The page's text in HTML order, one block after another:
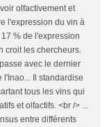
olfactivement et
l'expression du vin à
% de l'expression
croit les chercheurs.
avec le dernier
l'Inao... Il standardise
tous les vins qui
et olfactifs. <br /> ...
entre différents